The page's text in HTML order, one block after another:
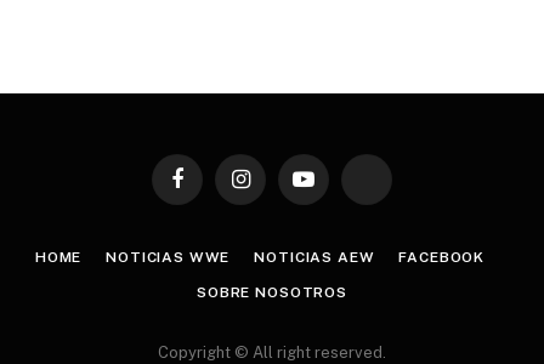
FacebookInstagramYouTube TikTok
HOME NOTICIAS WWE NOTICIAS AEW FACEBOOK
SOBRE NOSOTROS
Copyright © All right reserved.